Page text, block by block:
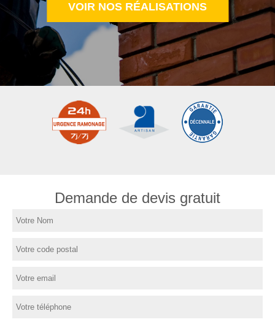
VOIR NOS RÉALISATIONS
Demande de devis gratuit